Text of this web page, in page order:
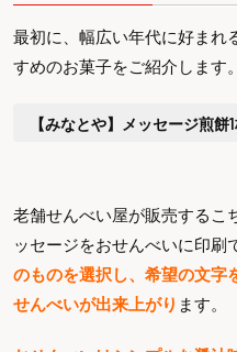
最初に、幅広い年代に好まれ
すめのお菓子をご紹介します。
【みなとや】メッセージ煎餅
老舗せんべい屋が販売するこ
ッセージをおせんべいに印刷
のものを選択し、希望の文字
せんべいが出来上がり ます。